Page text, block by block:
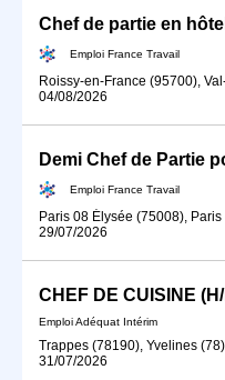
Chef de partie en
Emploi France Travail
Roissy-en-France (95700),
04/08/2026
Emploi France Travail
Paris 08 Élysée (75008),
29/07/2026
CHEF DE CUISINE
Emploi Adéquat Intérim
Trappes (78190), Yvelines
31/07/2026